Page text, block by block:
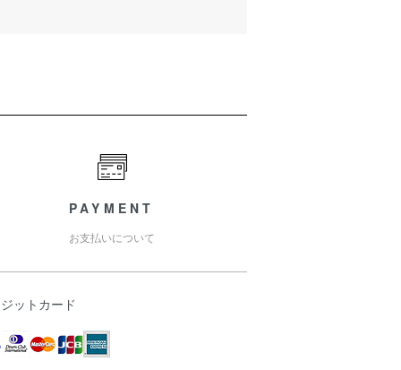
PAYMENT
お支払いについて
ットカード